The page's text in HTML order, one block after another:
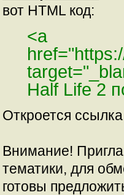
вот HTML код:
<a
Half Life 2
Откроется
Внимание!
тематики, для
готовы